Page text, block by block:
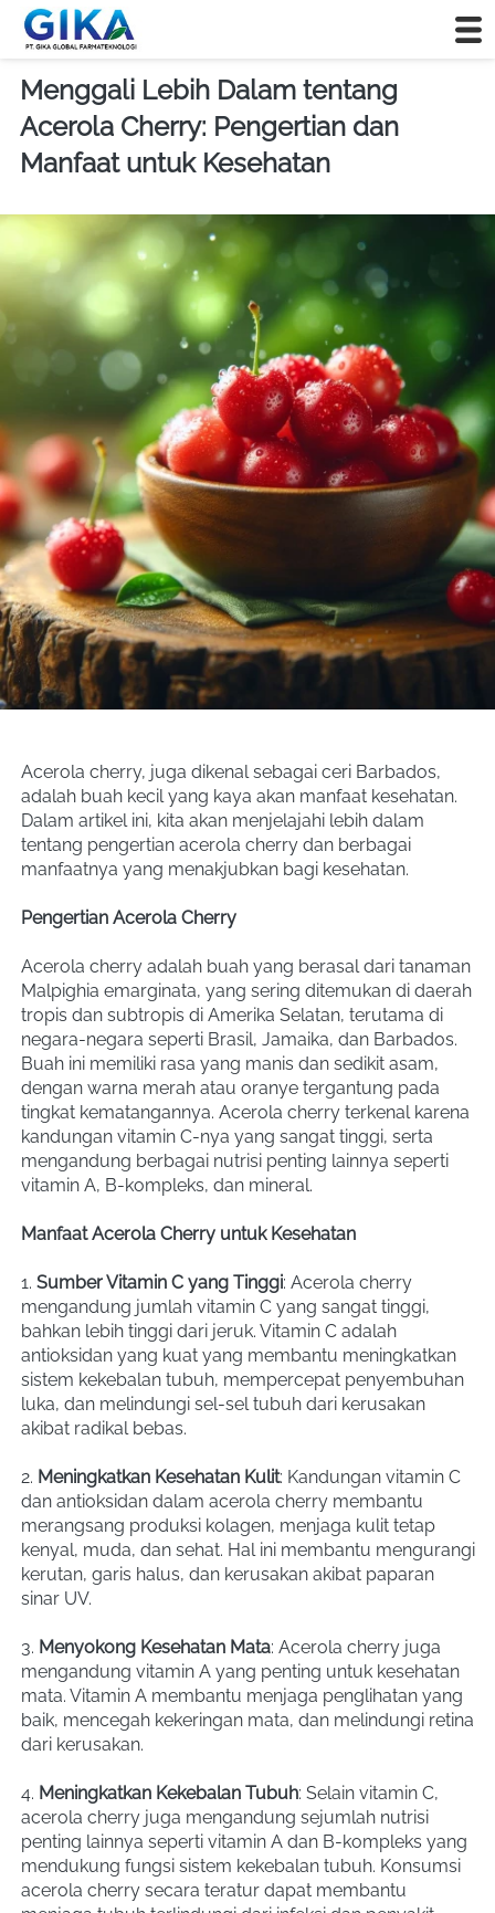
Menggali Lebih Dalam tentang
Acerola Cherry: Pengertian dan
Manfaat untuk Kesehatan
Acerola cherry, juga dikenal sebagai ceri Barbados,
adalah buah kecil yang kaya akan manfaat kesehatan.
Dalam artikel ini, kita akan menjelajahi lebih dalam
tentang pengertian acerola cherry dan berbagai
manfaatnya yang menakjubkan bagi kesehatan.
Pengertian Acerola Cherry
Acerola cherry adalah buah yang berasal dari tanaman
Malpighia emarginata, yang sering ditemukan di daerah
tropis dan subtropis di Amerika Selatan, terutama di
negara-negara seperti Brasil, Jamaika, dan Barbados.
Buah ini memiliki rasa yang manis dan sedikit asam,
dengan warna merah atau oranye tergantung pada
tingkat kematangannya. Acerola cherry terkenal karena
kandungan vitamin C-nya yang sangat tinggi, serta
mengandung berbagai nutrisi penting lainnya seperti
vitamin A, B-kompleks, dan mineral.
Manfaat Acerola Cherry untuk Kesehatan
1. Sumber Vitamin C yang Tinggi: Acerola cherry
mengandung jumlah vitamin C yang sangat tinggi,
bahkan lebih tinggi dari jeruk. Vitamin C adalah
antioksidan yang kuat yang membantu meningkatkan
sistem kekebalan tubuh, mempercepat penyembuhan
luka, dan melindungi sel-sel tubuh dari kerusakan
akibat radikal bebas.
2. Meningkatkan Kesehatan Kulit: Kandungan vitamin C
dan antioksidan dalam acerola cherry membantu
merangsang produksi kolagen, menjaga kulit tetap
kenyal, muda, dan sehat. Hal ini membantu mengurangi
kerutan, garis halus, dan kerusakan akibat paparan
sinar UV.
3. Menyokong Kesehatan Mata: Acerola cherry juga
mengandung vitamin A yang penting untuk kesehatan
mata. Vitamin A membantu menjaga penglihatan yang
baik, mencegah kekeringan mata, dan melindungi retina
dari kerusakan.
4. Meningkatkan Kekebalan Tubuh: Selain vitamin C,
acerola cherry juga mengandung sejumlah nutrisi
penting lainnya seperti vitamin A dan B-kompleks yang
mendukung fungsi sistem kekebalan tubuh. Konsumsi
acerola cherry secara teratur dapat membantu